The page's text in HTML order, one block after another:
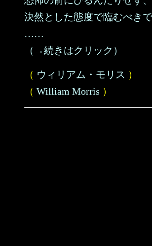
決然とした態度で臨むべきで
……
（→続きはクリック）
（ ウィリアム・モリス ）
（ William Morris ）